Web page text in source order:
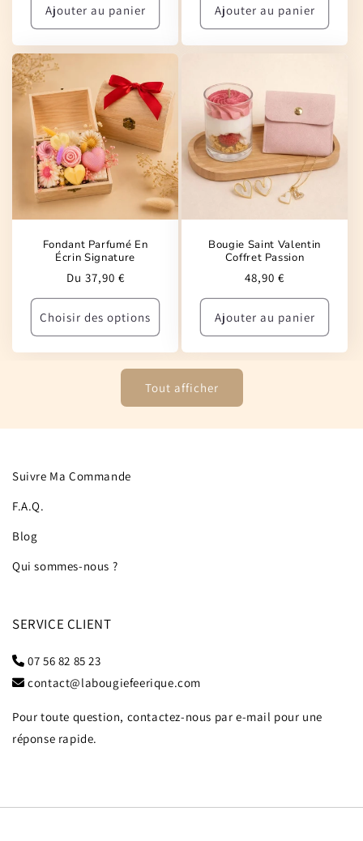
Ajouter au panier Ajouter au panier
Fondant Parfumé En
Écrin Signature
Prix
habituel
Du 37,90 €
Choisir des options
Bougie Saint Valentin
Coffret Passion
Prix
habituel
48,90 €
Ajouter au panier
Tout afficher
Suivre Ma Commande
F.A.Q.
Blog
Qui sommes-nous ?
SERVICE CLIENT
07 56 82 85 23
contact@labougiefeerique.com
Pour toute question, contactez-nous par e-mail pour une
réponse rapide.